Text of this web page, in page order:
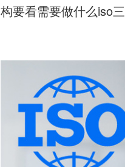
构要看需要做什么iso